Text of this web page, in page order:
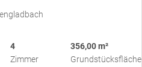
4
Zimmer
356,00 m²
Grundstücksfläche